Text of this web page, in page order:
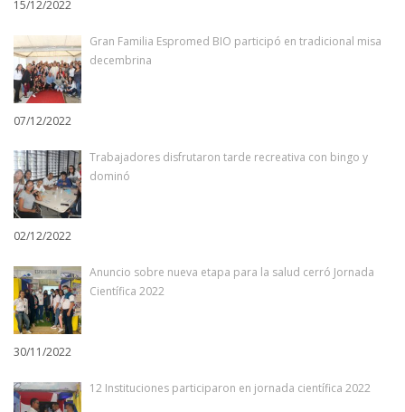
15/12/2022
Gran Familia Espromed BIO participó en tradicional misa
decembrina
07/12/2022
Trabajadores disfrutaron tarde recreativa con bingo y
dominó
02/12/2022
Anuncio sobre nueva etapa para la salud cerró Jornada
Científica 2022
30/11/2022
12 Instituciones participaron en jornada científica 2022